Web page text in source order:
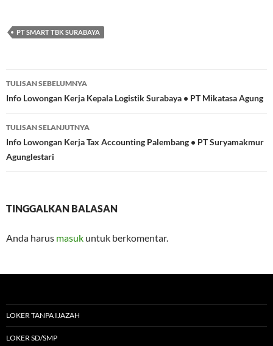
PT SMART TBK SURABAYA
Navigasi
Tulisan
TULISAN SEBELUMNYA
Info Lowongan Kerja Kepala Logistik Surabaya • PT Mikatasa Agung
TULISAN SELANJUTNYA
Info Lowongan Kerja Tax Accounting Palembang • PT Suryamakmur
Agunglestari
TINGGALKAN BALASAN
Anda harus masuk untuk berkomentar.
LOKER TANPA IJAZAH
LOKER SD/SMP